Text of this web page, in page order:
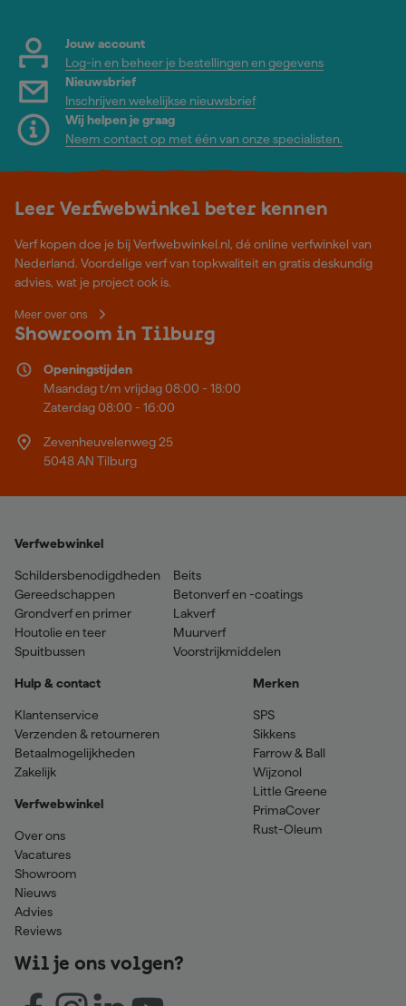
Jouw account
Log-in en beheer je bestellingen en gegevens
Nieuwsbrief
Inschrijven wekelijkse nieuwsbrief
Wij helpen je graag
Neem contact op met één van onze specialisten.
Leer Verfwebwinkel beter kennen
Verf kopen doe je bij Verfwebwinkel.nl, dé online verfwinkel van
Nederland. Voordelige verf van topkwaliteit en gratis deskundig
advies, wat je project ook is.
Meer over ons
Showroom in Tilburg
Openingstijden
Maandag t/m vrijdag 08:00 - 18:00
Zaterdag 08:00 - 16:00
Zevenheuvelenweg 25
5048 AN Tilburg
Verfwebwinkel
Schildersbenodigdheden
Gereedschappen
Grondverf en primer
Houtolie en teer
Spuitbussen
Beits
Betonverf en -coatings
Lakverf
Muurverf
Voorstrijkmiddelen
Hulp & contact
Klantenservice
Verzenden & retourneren
Betaalmogelijkheden
Zakelijk
Verfwebwinkel
Over ons
Vacatures
Showroom
Nieuws
Advies
Reviews
Merken
SPS
Sikkens
Farrow & Ball
Wijzonol
Little Greene
PrimaCover
Rust-Oleum
Wil je ons volgen?